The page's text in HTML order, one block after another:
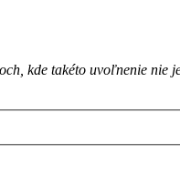
kde takéto uvoľnenie